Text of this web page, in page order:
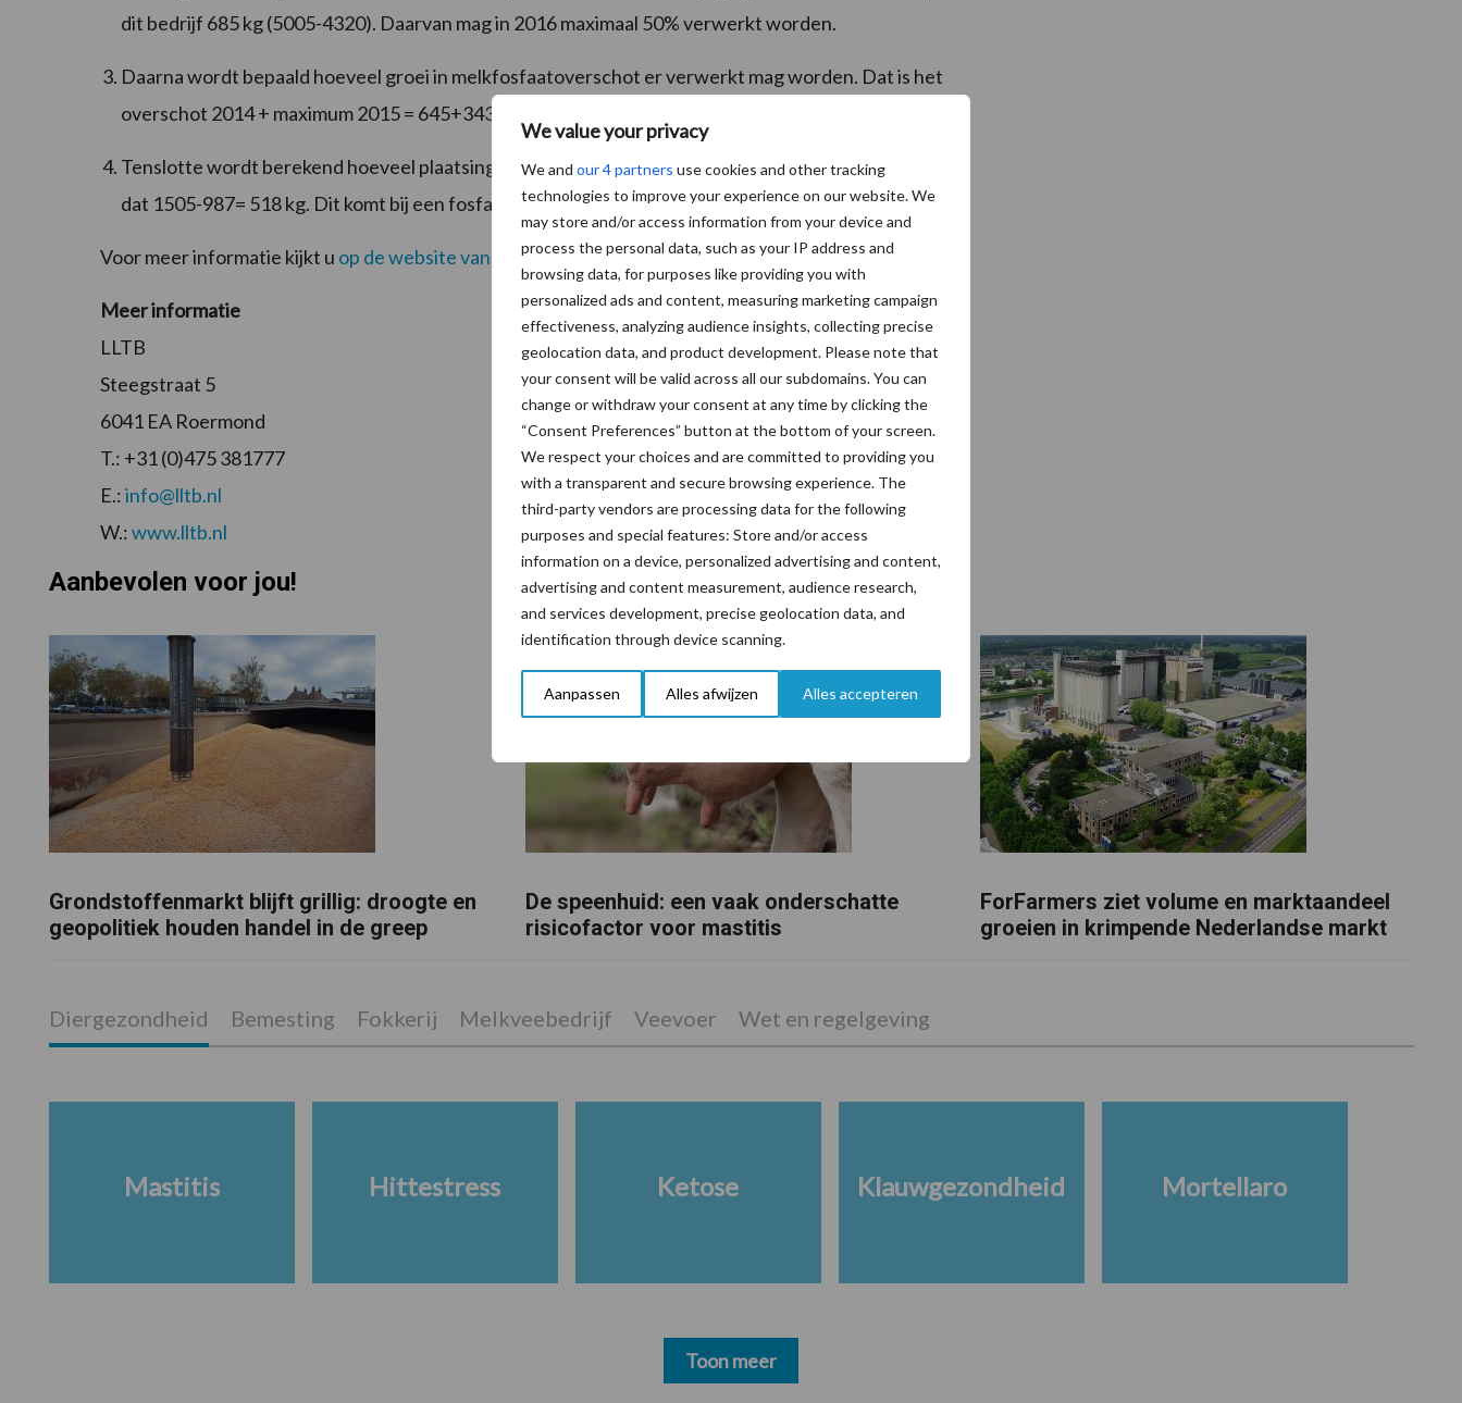
We value your privacy
We and our 4 partners use cookies and other tracking
technologies to improve your experience on our website. We
may store and/or access information from your device and
process the personal data, such as your IP address and
browsing data, for purposes like providing you with
personalized ads and content, measuring marketing campaign
effectiveness, analyzing audience insights, collecting precise
geolocation data, and product development. Please note that
your consent will be valid across all our subdomains. You can
change or withdraw your consent at any time by clicking the
“Consent Preferences” button at the bottom of your screen.
We respect your choices and are committed to providing you
with a transparent and secure browsing experience. The
third-party vendors are processing data for the following
purposes and special features: Store and/or access
information on a device, personalized advertising and content,
advertising and content measurement, audience research,
and services development, precise geolocation data, and
identification through device scanning.
Aanpassen Alles afwijzen Alles accepteren
dit bedrijf 685 kg (5005-4320). Daarvan mag in 2016 maximaal 50% verwerkt worden.
Daarna wordt bepaald hoeveel groei in melkfosfaatoverschot er verwerkt mag worden. Dat is het
overschot 2014 + maximum 2015 = 645+343=987.
Tenslotte wordt berekend hoeveel plaatsingsruimte op grond er extra nodig is, voor dit bedrijf is
dat 1505-987= 518 kg. Dit komt bij een fosfaattoestand neutraal neer op 6 hectare.
Voor meer informatie kijkt u op de website van LLTB.
Meer informatie
LLTB
Steegstraat 5
6041 EA Roermond
T.: +31 (0)475 381777
E.:info@lltb.nl
W.:www.lltb.nl
Aanbevolen voor jou!
Grondstoffenmarkt blijft grillig: droogte en
geopolitiek houden handel in de greep
De speenhuid: een vaak onderschatte
risicofactor voor mastitis
ForFarmers ziet volume en marktaandeel
groeien in krimpende Nederlandse markt
Diergezondheid Bemesting Fokkerij Melkveebedrijf Veevoer Wet en regelgeving
Mastitis Hittestress Ketose Klauwgezondheid Mortellaro
Toon meer